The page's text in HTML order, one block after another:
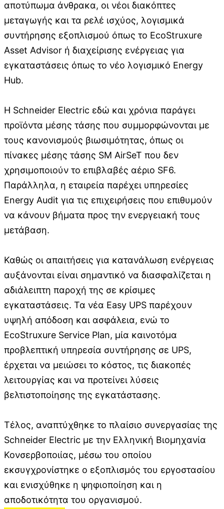
αποτύπωμα άνθρακα, οι νέοι διακόπτες
μεταγωγής και τα ρελέ ισχύος, λογισμικά
συντήρησης εξοπλισμού όπως το EcoStruxure
Asset Advisor ή διαχείρισης ενέργειας για
εγκαταστάσεις όπως το νέο λογισμικό Energy
Hub.
Η Schneider Electric εδώ και χρόνια παράγει
προϊόντα μέσης τάσης που συμμορφώνονται με
τους κανονισμούς βιωσιμότητας, όπως οι
πίνακες μέσης τάσης SM AirSeT που δεν
χρησιμοποιούν το επιβλαβές αέριο SF6.
Παράλληλα, η εταιρεία παρέχει υπηρεσίες
Energy Audit για τις επιχειρήσεις που επιθυμούν
να κάνουν βήματα προς την ενεργειακή τους
μετάβαση.
Καθώς οι απαιτήσεις για κατανάλωση ενέργειας
αυξάνονται είναι σημαντικό να διασφαλίζεται η
αδιάλειπτη παροχή της σε κρίσιμες
εγκαταστάσεις. Τα νέα Easy UPS παρέχουν
υψηλή απόδοση και ασφάλεια, ενώ το
EcoStruxure Service Plan, μία καινοτόμα
προβλεπτική υπηρεσία συντήρησης σε UPS,
έρχεται να μειώσει το κόστος, τις διακοπές
λειτουργίας και να προτείνει λύσεις
βελτιστοποίησης της εγκατάστασης.
Τέλος, αναπτύχθηκε το πλαίσιο συνεργασίας της
Schneider Electric με την Ελληνική Βιομηχανία
Κονσερβοποιίας, μέσω του οποίου
εκσυγχρονίστηκε ο εξοπλισμός του εργοστασίου
και ενισχύθηκε η ψηφιοποίηση και η
αποδοτικότητα του οργανισμού.